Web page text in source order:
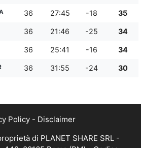
36 27:45 -18 35
36 21:46 -25 34
36 25:41 -16 34
36 31:55 -24 30
Policy- Disclaimer
di PLANET SHARE SRL -